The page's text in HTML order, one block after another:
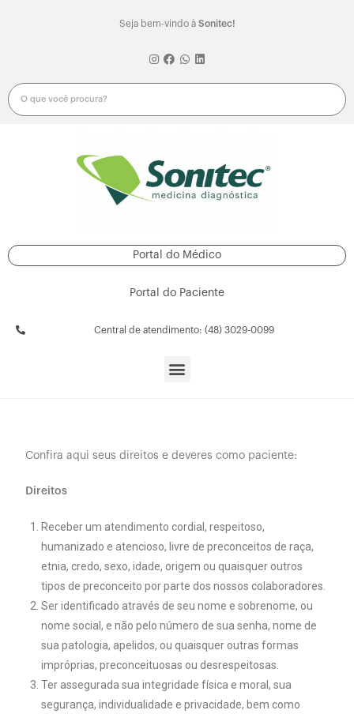
Seja bem-vindo à Sonitec!
Portal do Médico
Portal do Paciente
Central de atendimento: (48) 3029-0099
Confira aqui seus direitos e deveres como paciente:
Direitos
Receber um atendimento cordial, respeitoso,
humanizado e atencioso, livre de preconceitos de raça,
etnia, credo, sexo, idade, origem ou quaisquer outros
tipos de preconceito por parte dos nossos colaboradores.
Ser identificado através de seu nome e sobrenome, ou
nome social, e não pelo número de sua senha, nome de
sua patologia, apelidos, ou quaisquer outras formas
impróprias, preconceituosas ou desrespeitosas.
Ter assegurada sua integridade física e moral, sua
segurança, individualidade e privacidade, bem como